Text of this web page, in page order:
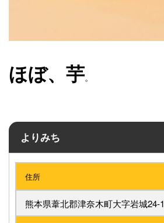
ほぼ、芋。
よりみち
住所
熊本県葦北郡津奈木町大字岩城24-1